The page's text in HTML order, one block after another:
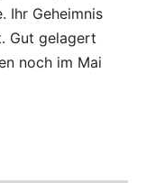
Ihr Geheimnis
Gut gelagert
noch im Mai